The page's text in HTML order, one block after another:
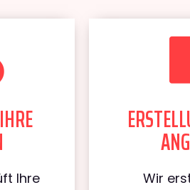
Ihre
Wir